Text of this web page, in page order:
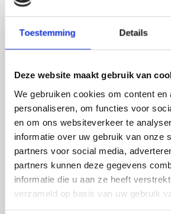
Toestemming Details
Deze website maakt gebruik van
We gebruiken cookies om content en
personaliseren, om functies voor
en om ons websiteverkeer te
informatie over uw gebruik van onze
partners voor social media,
partners kunnen deze gegevens
informatie die u aan ze heeft
verzameld op basis van uw gebruik
herhaald gebruik.
De Retulp Big Mug Classic is
Deze dubbelwandige thermos
dranken tot 8 uur koud.
roestvrij staal, is hij perfect voor
yoghurt, muesli, en soep.
Urban Drinkfles (500 ml)
Een lekvrije, BPA-vrije drinkfles
overal mee naartoe gaat. Een
voor dagelijks gebruik.